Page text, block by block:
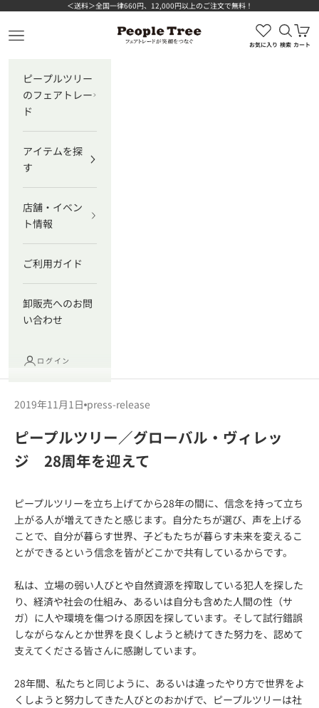
コンテンツへスキップ＜送料＞全国一律660円、12,000円以上のご注文で無料！
ピープルツリー公式オンラインショップ
メニューを開く
お気に入り
検索を
検索
カ
カート
ピープルツリー
のフェアトレー
ド
アイテムを探
す
店舗・イベン
ト情報
ご利用ガイド
卸販売へのお問
い合わせ
ログイン
2019年11月1日 press-release
ピープルツリー／グローバル・ヴィレッ
ジ 28周年を迎えて
ピープルツリーを立ち上げてから28年の間に、信念を持って立ち
上がる人が増えてきたと感じます。自分たちが選び、声を上げる
ことで、自分が暮らす世界、子どもたちが暮らす未来を変えるこ
とができるという信念を皆がどこかで共有しているからです。
私は、立場の弱い人びとや自然資源を搾取している犯人を探した
り、経済や社会の仕組み、あるいは自分も含めた人間の性（サ
ガ）に人や環境を傷つける原因を探しています。そして試行錯誤
しながらなんとか世界を良くしようと続けてきた努力を、認めて
支えてくださる皆さんに感謝しています。
28年間、私たちと同じように、あるいは違ったやり方で世界をよ
くしようと努力してきた人びとのおかげで、ピープルツリーは社